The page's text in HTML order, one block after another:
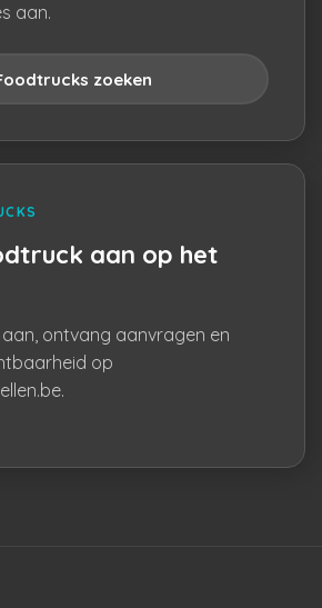
aan.
zoeken
aan op het
ontvang aanvragen en
op